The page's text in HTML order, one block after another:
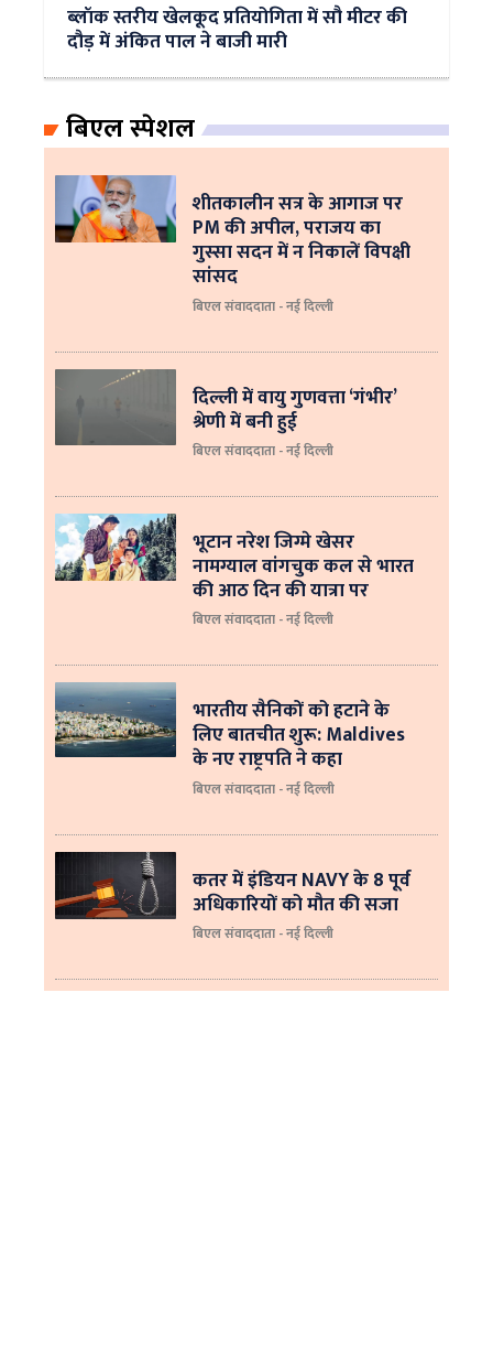
ब्लॉक स्तरीय खेलकूद प्रतियोगिता में सौ मीटर की
दौड़ में अंकित पाल ने बाजी मारी
बिएल स्पेशल
शीतकालीन सत्र के आगाज पर
PM की अपील, पराजय का
गुस्सा सदन में न निकालें विपक्षी
सांसद
बिएल संवाददाता - नई दिल्ली
दिल्ली में वायु गुणवत्ता ‘गंभीर’
श्रेणी में बनी हुई
बिएल संवाददाता - नई दिल्ली
भूटान नरेश जिग्मे खेसर
नामग्याल वांगचुक कल से भारत
की आठ दिन की यात्रा पर
बिएल संवाददाता - नई दिल्ली
भारतीय सैनिकों को हटाने के
लिए बातचीत शुरू: Maldives
के नए राष्ट्रपति ने कहा
बिएल संवाददाता - नई दिल्‍ली
कतर में इंडियन NAVY के 8 पूर्व
अधिकारियों को मौत की सजा
बिएल संवाददाता - नई दिल्ली